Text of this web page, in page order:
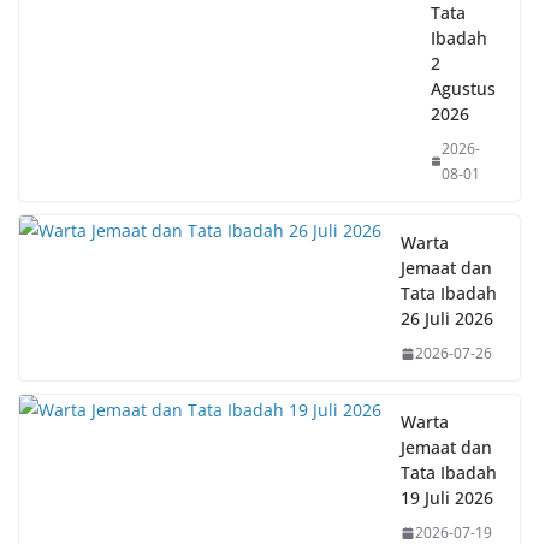
Tata
Ibadah
2
Agustus
2026
2026-
08-01
Warta
Jemaat dan
Tata Ibadah
26 Juli 2026
2026-07-26
Warta
Jemaat dan
Tata Ibadah
19 Juli 2026
2026-07-19